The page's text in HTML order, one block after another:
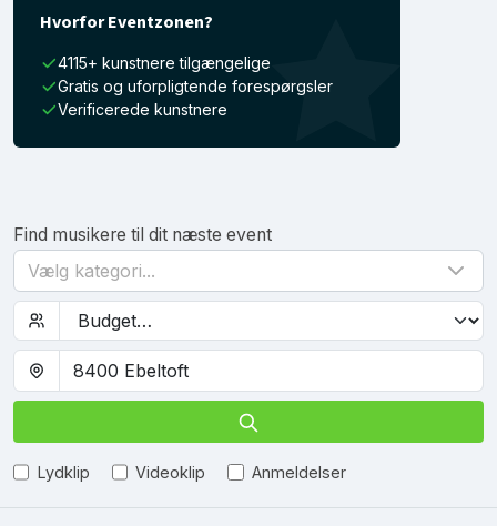
Hvorfor Eventzonen?
4115+ kunstnere tilgængelige
Gratis og uforpligtende forespørgsler
Verificerede kunstnere
Find musikere til dit næste event
Vælg kategori...
Lydklip Videoklip Anmeldelser